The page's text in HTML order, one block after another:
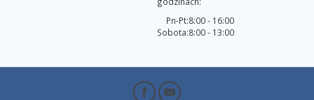
Pn-Pt:
Sobota:
8:00 - 16:00
8:00 - 13:00